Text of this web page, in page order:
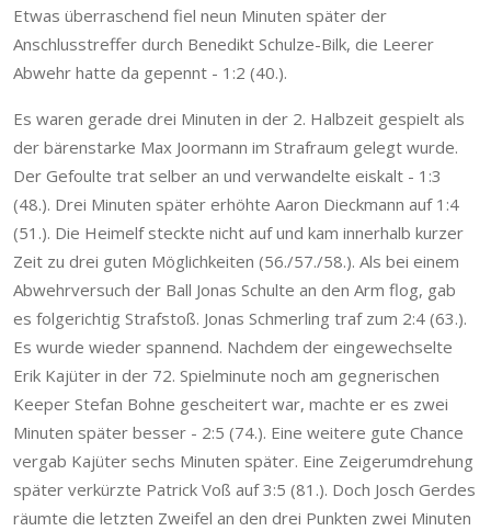
Etwas überraschend fiel neun Minuten später der
Anschlusstreffer durch Benedikt Schulze-Bilk, die Leerer
Abwehr hatte da gepennt - 1:2 (40.).
Es waren gerade drei Minuten in der 2. Halbzeit gespielt als
der bärenstarke Max Joormann im Strafraum gelegt wurde.
Der Gefoulte trat selber an und verwandelte eiskalt - 1:3
(48.). Drei Minuten später erhöhte Aaron Dieckmann auf 1:4
(51.). Die Heimelf steckte nicht auf und kam innerhalb kurzer
Zeit zu drei guten Möglichkeiten (56./57./58.). Als bei einem
Abwehrversuch der Ball Jonas Schulte an den Arm flog, gab
es folgerichtig Strafstoß. Jonas Schmerling traf zum 2:4 (63.).
Es wurde wieder spannend. Nachdem der eingewechselte
Erik Kajüter in der 72. Spielminute noch am gegnerischen
Keeper Stefan Bohne gescheitert war, machte er es zwei
Minuten später besser - 2:5 (74.). Eine weitere gute Chance
vergab Kajüter sechs Minuten später. Eine Zeigerumdrehung
später verkürzte Patrick Voß auf 3:5 (81.). Doch Josch Gerdes
räumte die letzten Zweifel an den drei Punkten zwei Minuten